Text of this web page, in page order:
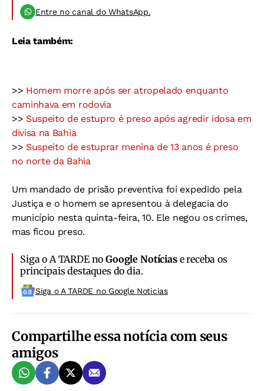
Entre no canal do WhatsApp.
Leia também:
>> Homem morre após ser atropelado enquanto
caminhava em rodovia
>> Suspeito de estupro é preso após agredir idosa em
divisa na Bahia
>> Suspeito de estuprar menina de 13 anos é preso
no norte da Bahia
Um mandado de prisão preventiva foi expedido pela
Justiça e o homem se apresentou à delegacia do
município nesta quinta-feira, 10. Ele negou os crimes,
mas ficou preso.
Siga o A TARDE noGoogle Notíciase receba os
principais destaques do dia.
Siga o A TARDE no Google Noticias
Compartilhe essa notícia com seus
amigos